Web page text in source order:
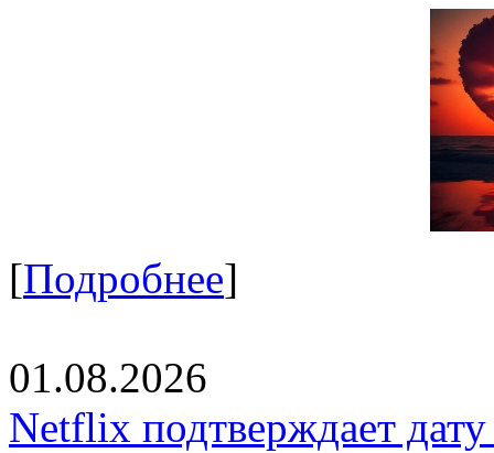
[Подробнее]
01.08.2026
Netflix подтверждает